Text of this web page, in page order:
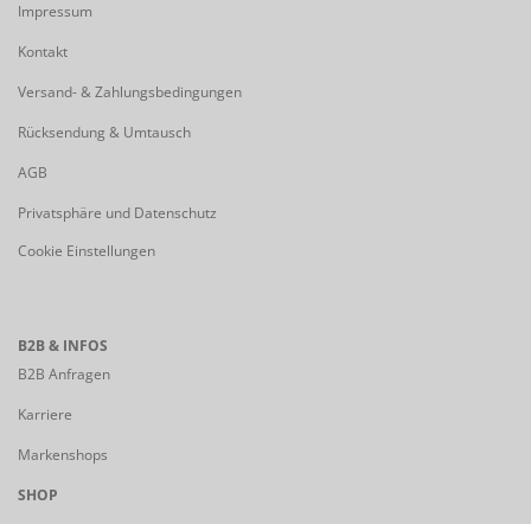
Impressum
Kontakt
Versand- & Zahlungsbedingungen
Rücksendung & Umtausch
AGB
Privatsphäre und Datenschutz
Cookie Einstellungen
B2B & INFOS
B2B Anfragen
Karriere
Markenshops
SHOP